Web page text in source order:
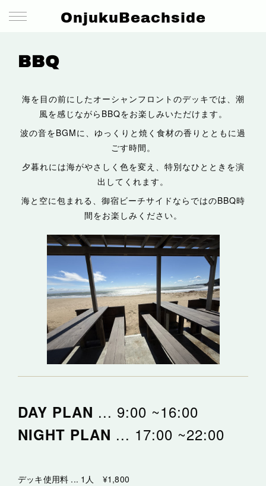
OnjukuBeachside
BBQ
海を目の前にしたオーシャンフロントのデッキでは、潮
風を感じながらBBQをお楽しみいただけます。
波の音をBGMに、ゆっくりと焼く食材の香りとともに過
ごす時間。
夕暮れには海がやさしく色を変え、特別なひとときを演
出してくれます。
海と空に包まれる、御宿ビーチサイドならではのBBQ時
間をお楽しみください。
DAY PLAN ... 9:00 ~16:00
NIGHT PLAN ... 17:00 ~22:00
デッキ使用料 ... 1人 ¥1,800